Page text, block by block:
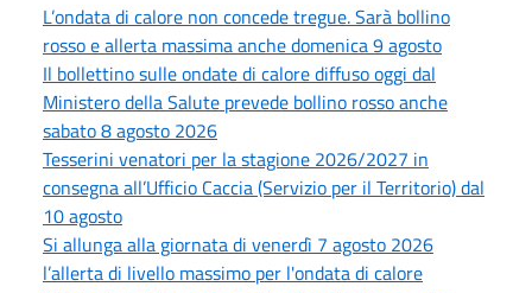
L’ondata di calore non concede tregue. Sarà bollino
rosso e allerta massima anche domenica 9 agosto
Il bollettino sulle ondate di calore diffuso oggi dal
Ministero della Salute prevede bollino rosso anche
sabato 8 agosto 2026
Tesserini venatori per la stagione 2026/2027 in
consegna all’Ufficio Caccia (Servizio per il Territorio) dal
10 agosto
Si allunga alla giornata di venerdì 7 agosto 2026
l’allerta di livello massimo per l'ondata di calore